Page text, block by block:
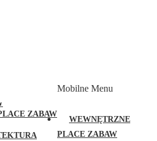
ZABAW
Mobilne Menu
WEWNĘTRZNE
PLACE ZABAW